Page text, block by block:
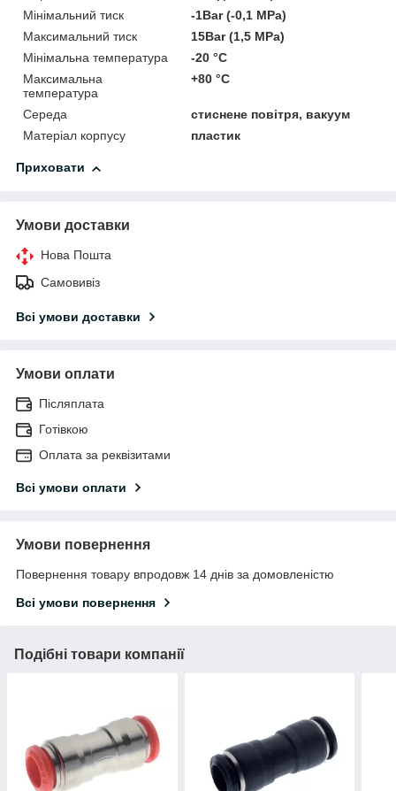
Мінімальний тиск
-1Bar (-0,1 MPa)
Максимальний тиск
15Bar (1,5 MPa)
Мінімальна температура
-20 °C
Максимальна
температура
+80 °C
Середа
стиснене повітря, вакуум
Матеріал корпусу
пластик
Приховати
Умови доставки
Нова Пошта
Самовивіз
Всі умови доставки
Умови оплати
Післяплата
Готівкою
Оплата за реквізитами
Всі умови оплати
Умови повернення
Повернення товару впродовж 14 днів за домовленістю
Всі умови повернення
Подібні товари компанії